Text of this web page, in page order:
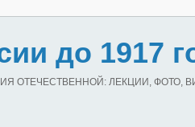
до 1917
ОТЕЧЕСТВЕННОЙ: ЛЕКЦИИ, ФОТО,